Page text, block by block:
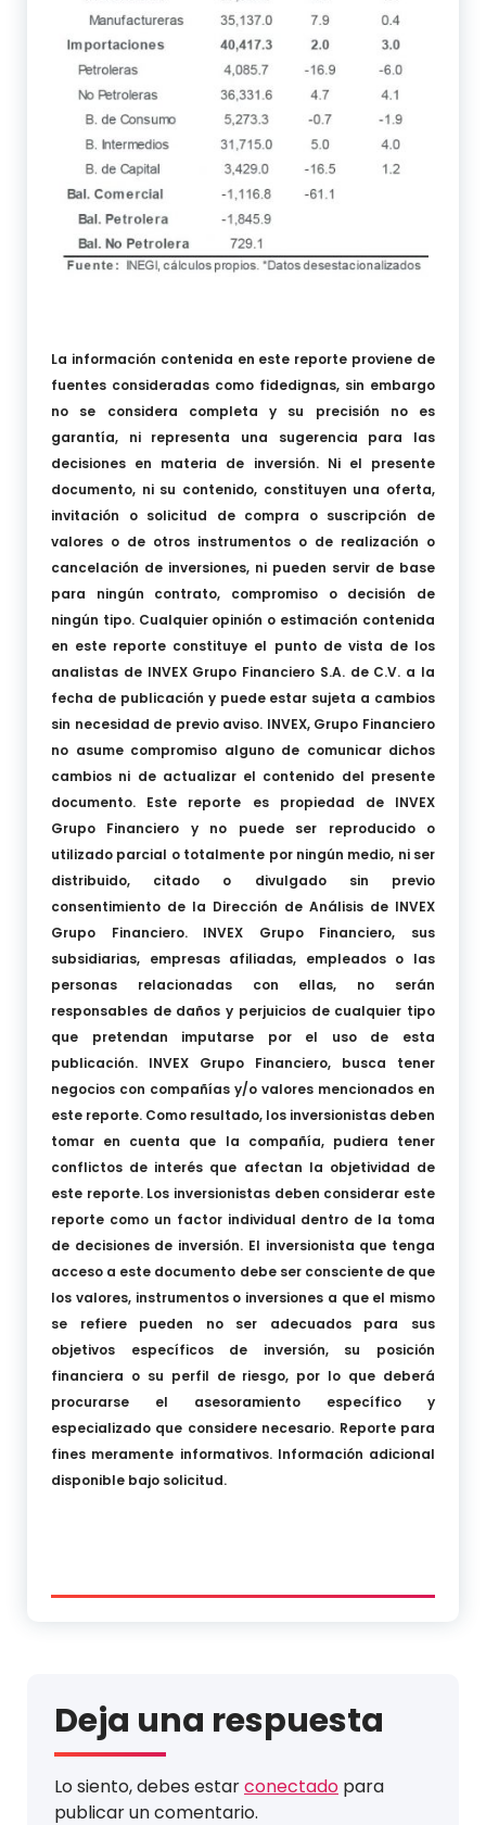
La información contenida en este reporte proviene de
fuentes consideradas como fidedignas, sin embargo
no se considera completa y su precisión no es
garantía, ni representa una sugerencia para las
decisiones en materia de inversión. Ni el presente
documento, ni su contenido, constituyen una oferta,
invitación o solicitud de compra o suscripción de
valores o de otros instrumentos o de realización o
cancelación de inversiones, ni pueden servir de base
para ningún contrato, compromiso o decisión de
ningún tipo. Cualquier opinión o estimación contenida
en este reporte constituye el punto de vista de los
analistas de INVEX Grupo Financiero S.A. de C.V. a la
fecha de publicación y puede estar sujeta a cambios
sin necesidad de previo aviso. INVEX, Grupo Financiero
no asume compromiso alguno de comunicar dichos
cambios ni de actualizar el contenido del presente
documento. Este reporte es propiedad de INVEX
Grupo Financiero y no puede ser reproducido o
utilizado parcial o totalmente por ningún medio, ni ser
distribuido, citado o divulgado sin previo
consentimiento de la Dirección de Análisis de INVEX
Grupo Financiero. INVEX Grupo Financiero, sus
subsidiarias, empresas afiliadas, empleados o las
personas relacionadas con ellas, no serán
responsables de daños y perjuicios de cualquier tipo
que pretendan imputarse por el uso de esta
publicación. INVEX Grupo Financiero, busca tener
negocios con compañías y/o valores mencionados en
este reporte. Como resultado, los inversionistas deben
tomar en cuenta que la compañía, pudiera tener
conflictos de interés que afectan la objetividad de
este reporte. Los inversionistas deben considerar este
reporte como un factor individual dentro de la toma
de decisiones de inversión. El inversionista que tenga
acceso a este documento debe ser consciente de que
los valores, instrumentos o inversiones a que el mismo
se refiere pueden no ser adecuados para sus
objetivos específicos de inversión, su posición
financiera o su perfil de riesgo, por lo que deberá
procurarse el asesoramiento específico y
especializado que considere necesario. Reporte para
fines meramente informativos. Información adicional
disponible bajo solicitud.
Deja una respuesta
Lo siento, debes estarconectado para
publicar un comentario.